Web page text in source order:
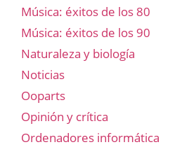
Música: éxitos de los 80
Música: éxitos de los 90
Naturaleza y biología
Noticias
Ooparts
Opinión y crítica
Ordenadores informática